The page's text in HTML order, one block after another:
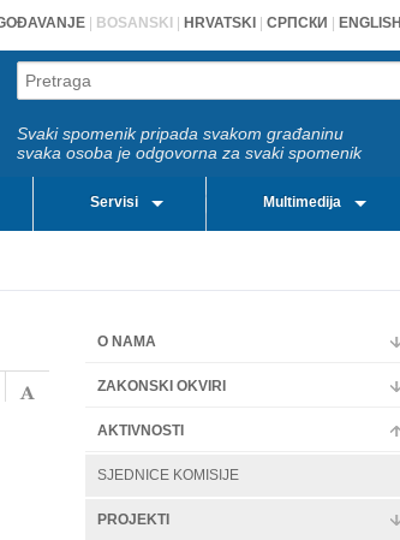
BOSANSKI HRVATSKI СРПСКИ ENGLISH
Svaki spomenik pripada svakom građaninu
svaka osoba je odgovorna za svaki spomenik
Servisi Multimedija
O NAMA
ZAKONSKI OKVIRI
AKTIVNOSTI
SJEDNICE KOMISIJE
PROJEKTI